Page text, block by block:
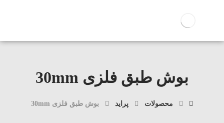
بوش طبق فلزی 30mm
محصولات پراید بوش طبق فلزی 30mm